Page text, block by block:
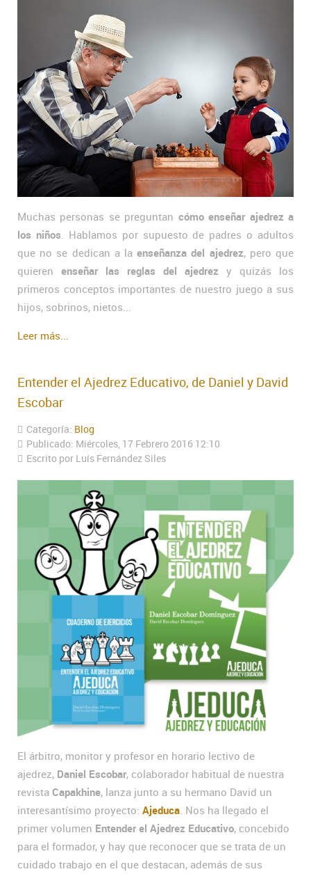
Muchas personas se preguntan cómo enseñar ajedrez a
los niños. Hablamos por supuesto de padres o adultos
que no se dedican a laenseñanza del ajedrez, pero que
quieren enseñar las reglas del ajedrez y quizás los
primeros conceptos importantes de nuestro juego a sus
hijos, sobrinos, nietos...
Leer más...
Entender el Ajedrez Educativo, de Daniel y David
Escobar
Categoría: Blog
Publicado: Miércoles, 17 Febrero 2016 12:10
Escrito por Luís Fernández Siles
El árbitro, monitor y profesor en horario lectivo de
ajedrez, Daniel Escobar, colaborador habitual de nuestra
revista Capakhine, lanza junto a su hermano David un
interesantísimo proyecto: Ajeduca. Nos ha llegado el
primer volumen Entender el Ajedrez Educativo, concebido
para el formador, y hay que reconocer que se trata de un
cuidado trabajo en el que destacan, además de sus